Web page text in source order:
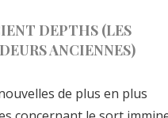
DEPTHS (LES
ANCIENNES)
de plus en plus